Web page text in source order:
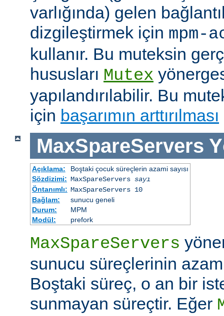
varlığında) gelen
dizgileştirmek için mpm-
kullanır. Bu muteksin
hususları Mutex
yapılandırılabilir. Bu
için başarımın arttırılması
MaxSpareServers
Açıklama:
Boştaki çocuk süreçlerin azami sayısı
Sözdizimi: MaxSpareServers sayı
Öntanımlı: MaxSpareServers 10
Bağlam:
sunucu geneli
Durum:
MPM
Modül:
prefork
MaxSpareServers
sunucu süreçlerinin
Boştaki süreç, o an bir
sunmayan süreçtir. Eğer